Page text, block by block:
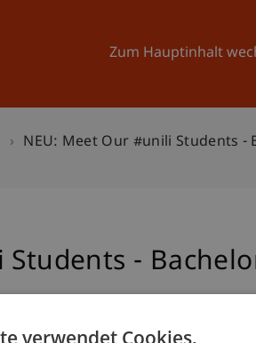
Zum Hauptinhalt
Universität
NEU: Meet Our #unili Students -
-
verwendet Cookies.